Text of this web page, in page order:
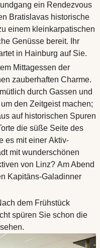
ein Rendezvous
Bratislavas historische
einem kleinkarpatischen
Genüsse bereit. Ihr
in Hainburg auf Sie.
Mittagessen der
zauberhaften Charme.
durch Gassen und
den Zeitgeist machen;
auf historischen Spuren
die süße Seite des
es mit einer Aktiv-
mit wunderschönen
von Linz? Am Abend
Kapitäns-Galadinner
dem Frühstück
spüren Sie schon die